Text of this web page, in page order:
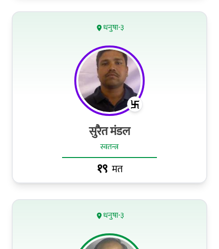
धनुषा-३
सुरैत मंडल
स्वतन्त्र
१९ मत
धनुषा-३